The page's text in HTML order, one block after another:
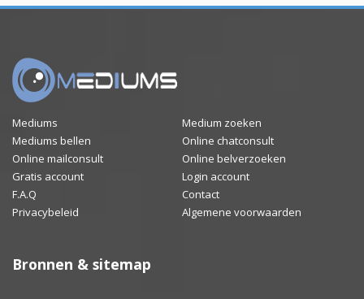
Mediums
Medium zoeken
Mediums bellen
Online chatconsult
Online mailconsult
Online belverzoeken
Gratis account
Login account
F.A.Q
Contact
Privacybeleid
Algemene voorwaarden
Bronnen & sitemap